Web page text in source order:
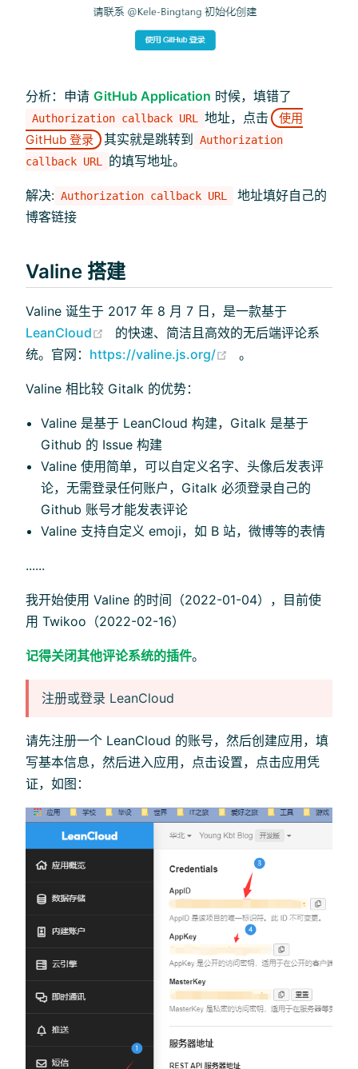
分析：申请 GitHub Application 时候，填错了
Authorization callback URL 地址，点击
使用
GitHub 登录
其实就是跳转到 Authorization
callback URL
的填写地址。
解决: Authorization callback URL
地址填好自己的
博客链接
Valine 搭建
Valine 诞生于 2017 年 8 月 7 日，是一款基于
LeanCloud
(opens new window)
的快速、简洁且高效的无后端评论系
统。官网： https://valine.js.org/ (opens new
。
Valine 相比较 Gitalk 的优势：
Valine 是基于 LeanCloud 构建，Gitalk 是基于
Github 的 Issue 构建
Valine 使用简单，可以自定义名字、头像后发表评
论，无需登录任何账户，Gitalk 必须登录自己的
Github 账号才能发表评论
Valine 支持自定义 emoji，如 B 站，微博等的表情
......
我开始使用 Valine 的时间（2022-01-04），目前使
用 Twikoo（2022-02-16）
记得关闭其他评论系统的插件。
注册或登录 LeanCloud
请先注册一个 LeanCloud 的账号，然后创建应用，填
写基本信息，然后进入应用，点击设置，点击应用凭
证，如图：